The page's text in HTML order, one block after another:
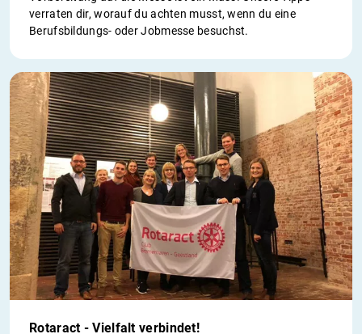
verraten dir, worauf du achten musst, wenn du eine
Berufsbildungs- oder Jobmesse besuchst.
Rotaract - Vielfalt verbindet!